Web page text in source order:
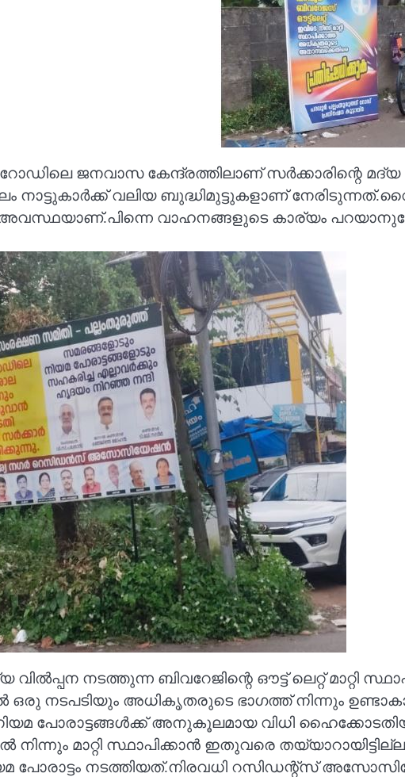
ജനവാസ കേന്ദ്രത്തിലാണ് സർക്കാരിന്റെ മദ്യ
നാട്ടുകാർക്ക് വലിയ ബുദ്ധിമുട്ടുകളാണ്
അവസ്ഥയാണ്.പിന്നെ വാഹനങ്ങളുടെ കാര്യം
നടത്തുന്ന ബിവറേജിന്റെ ഔട്ട് ലെറ്റ് മാറ്റി
നടപടിയും അധികൃതരുടെ ഭാഗത്ത് നിന്നും
പോരാട്ടങ്ങൾക്ക് അനുകൂലമായ വിധി
നിന്നും മാറ്റി സ്ഥാപിക്കാൻ ഇതുവരെ
പോരാട്ടം നടത്തിയത്.നിരവധി റസിഡന്റ്‌സ്